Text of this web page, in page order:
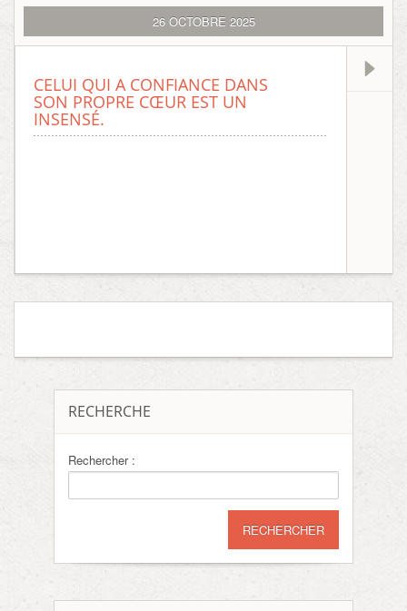
26 OCTOBRE 2025
CELUI QUI A CONFIANCE DANS
SON PROPRE CŒUR EST UN
INSENSÉ.
RECHERCHE
Rechercher :